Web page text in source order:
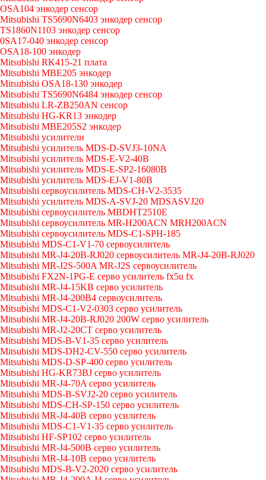
OSA104 энкодер сенсор
Mitsubishi TS5690N6403 энкодер сенсор
TS1860N1103 энкодер сенсор
0SA17-040 энкодер сенсор
OSA18-100 энкодер
Mitsubishi RK415-21 плата
Mitsubishi MBE205 энкодер
Mitsubishi OSA18-130 энкодер
Mitsubishi TS5690N6484 энкодер сенсор
Mitsubishi LR-ZB250AN сенсор
Mitsubishi HG-KR13 энкодер
Mitsubishi MBE205S2 энкодер
Mitsubishi усилители
Mitsubishi усилитель MDS-D-SVJ3-10NA
Mitsubishi усилитель MDS-E-V2-40B
Mitsubishi усилитель MDS-E-SP2-16080B
Mitsubishi усилитель MDS-EJ-V1-80B
Mitsubishi сервоусилитель MDS-CH-V2-3535
Mitsubishi усилитель MDS-A-SVJ-20 MDSASVJ20
Mitsubishi сервоусилитель MBDHT2510E
Mitsubishi сервоусилитель MR-H200ACN MRH200ACN
Mitsubishi сервоусилитель MDS-C1-SPH-185
Mitsubishi MDS-C1-V1-70 сервоусилитель
Mitsubishi MR-J4-20B-RJ020 сервоусилитель MR-J4-20B-RJ020
Mitsubishi MR-J2S-500A MR-J2S сервоусилитель
Mitsubishi FX2N-1PG-E серво усилитель fx5u fx
Mitsubishi MR-J4-15KB серво усилитель
Mitsubishi MR-J4-200B4 сервоусилитель
Mitsubishi MDS-C1-V2-0303 серво усилитель
Mitsubishi MR-J4-20B-RJ020 200W серво усилитель
Mitsubishi MR-J2-20CT серво усилитель
Mitsubishi MDS-B-V1-35 серво усилитель
Mitsubishi MDS-DH2-CV-550 серво усилитель
Mitsubishi MDS-D-SP-400 серво усилитель
Mitsubishi HG-KR73BJ серво усилитель
Mitsubishi MR-J4-70A серво усилитель
Mitsubishi MDS-B-SVJ2-20 серво усилитель
Mitsubishi MDS-CH-SP-150 серво усилитель
Mitsubishi MR-J4-40B серво усилитель
Mitsubishi MDS-C1-V1-35 серво усилитель
Mitsubishi HF-SP102 серво усилитель
Mitsubishi MR-J4-500B серво усилитель
Mitsubishi MR-J4-10B серво усилитель
Mitsubishi MDS-B-V2-2020 серво усилитель